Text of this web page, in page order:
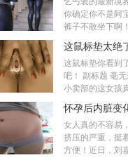
你确定你不是阿
裤子不敢坐下啊
这鼠标垫太绝
这鼠标垫你看到
吧！ 副标题 毫
小卖部的这女孩
怀孕后内脏变
女人真的不容易
挤压的严重，挺
方便！近日，刘